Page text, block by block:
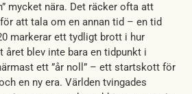
mycket nära. Det räcker ofta att
att tala om en annan tid – en tid
markerar ett tydligt brott i hur
året blev inte bara en tidpunkt i
ett ”år noll” – ett startskott för
en ny era. Världen tvingades